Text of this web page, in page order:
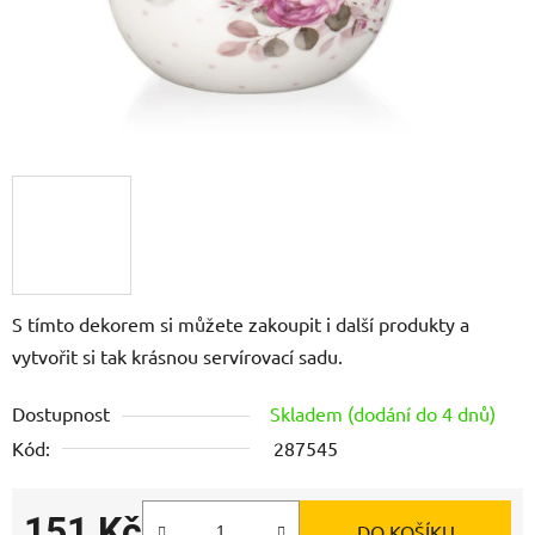
S tímto dekorem si můžete zakoupit i další produkty a
vytvořit si tak krásnou servírovací sadu.
Dostupnost
Skladem (dodání do 4 dnů)
Kód:
287545